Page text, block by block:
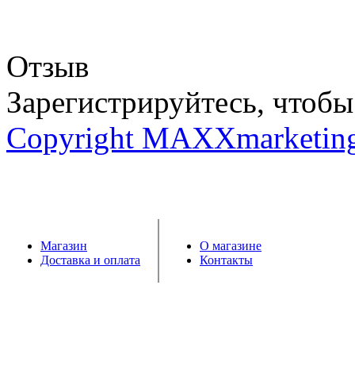
Отзыв
Зарегистрируйтесь,
Copyright
Магазин
Доставка и оплата
О магазине
Контакты